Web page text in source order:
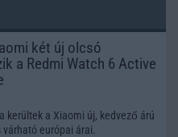
két új olcsó
a Redmi Watch 6 Active
kerültek a Xiaomi új, kedvező árú
európai árai.